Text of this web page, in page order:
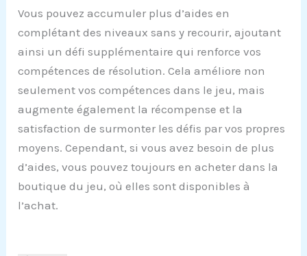
Vous pouvez accumuler plus d’aides en
complétant des niveaux sans y recourir, ajoutant
ainsi un défi supplémentaire qui renforce vos
compétences de résolution. Cela améliore non
seulement vos compétences dans le jeu, mais
augmente également la récompense et la
satisfaction de surmonter les défis par vos propres
moyens. Cependant, si vous avez besoin de plus
d’aides, vous pouvez toujours en acheter dans la
boutique du jeu, où elles sont disponibles à
l’achat.